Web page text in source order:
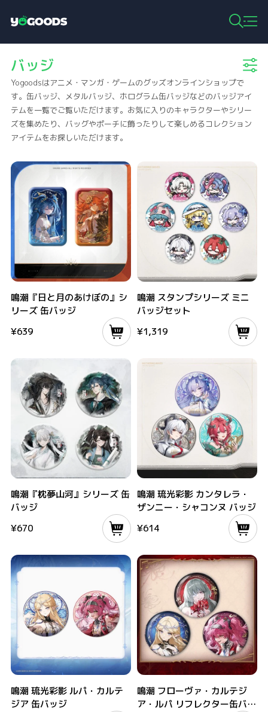
o
o
o
d
s
バッジ
Yogoodsはアニメ・マンガ・ゲームのグッズオンラインショップで
す。缶バッジ、メタルバッジ、ホログラム缶バッジなどのバッジアイ
テムを一覧でご覧いただけます。お気に入りのキャラクターやシリー
ズを集めたり、バッグやポーチに飾ったりして楽しめるコレクション
アイテムをお探しいただけます。
鳴潮『日と月のあけぼの』シ
リーズ 缶バッジ
¥639
鳴潮 スタンプシリーズ ミニ
バッジセット
¥1,319
鳴潮『枕夢山河』シリーズ 缶
バッジ
¥670
鳴潮 琉光彩影 カンタレラ・
ザンニー・シャコンヌ バッジ
¥614
鳴潮 琉光彩影 ルパ・カルテ
ジア 缶バッジ
鳴潮 フローヴァ・カルテジ
ア・ルパ リフレクター缶バッ